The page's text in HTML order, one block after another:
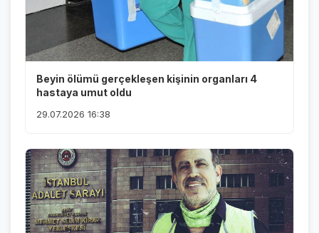
Beyin ölümü gerçekleşen kişinin organları 4
hastaya umut oldu
29.07.2026 16:38